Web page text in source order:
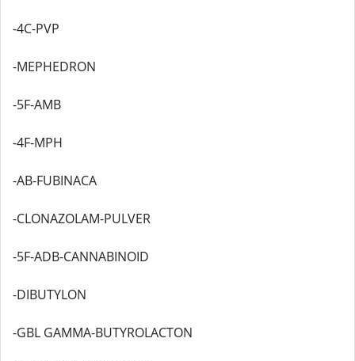
-4C-PVP
-MEPHEDRON
-5F-AMB
-4F-MPH
-AB-FUBINACA
-CLONAZOLAM-PULVER
-5F-ADB-CANNABINOID
-DIBUTYLON
-GBL GAMMA-BUTYROLACTON